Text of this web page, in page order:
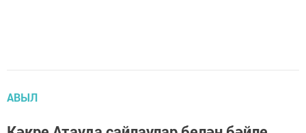
АВЫЛ